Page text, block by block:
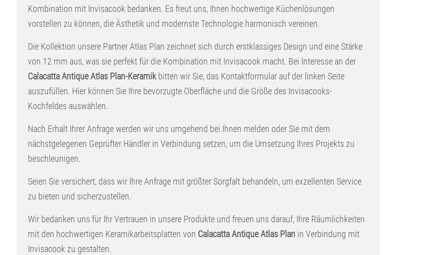
Kombination mit Invisacook bedanken. Es freut uns, Ihnen hochwertige Küchenlösungen
vorstellen zu können, die Ästhetik und modernste Technologie harmonisch vereinen.
Die Kollektion unsere Partner Atlas Plan zeichnet sich durch erstklassiges Design und eine Stärke
von 12 mm aus, was sie perfekt für die Kombination mit Invisacook macht. Bei Interesse an der
Calacatta Antique Atlas Plan-Keramikbitten wir Sie, das Kontaktformular auf der linken Seite
auszufüllen. Hier können Sie Ihre bevorzugte Oberfläche und die Größe des Invisacooks-
Kochfeldes auswählen.
Nach Erhalt Ihrer Anfrage werden wir uns umgehend bei Ihnen melden oder Sie mit dem
nächstgelegenen Geprüfter Händler in Verbindung setzen, um die Umsetzung Ihres Projekts zu
beschleunigen.
Seien Sie versichert, dass wir Ihre Anfrage mit größter Sorgfalt behandeln, um exzellenten Service
zu bieten und sicherzustellen.
Wir bedanken uns für Ihr Vertrauen in unsere Produkte und freuen uns darauf, Ihre Räumlichkeiten
mit den hochwertigen Keramikarbeitsplatten von Calacatta Antique Atlas Plan in Verbindung mit
Invisacook zu gestalten.